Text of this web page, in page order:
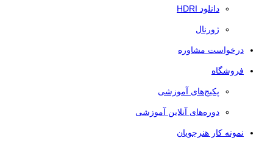
دانلود HDRI
ژورنال
درخواست مشاوره
فروشگاه
پکیج‌های آموزشی
دوره‌های آنلاین آموزشی
نمونه کار هنرجویان